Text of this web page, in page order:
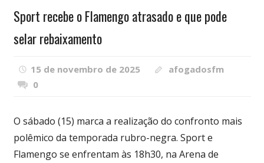
Sport recebe o Flamengo atrasado e que pode
selar rebaixamento
15 de novembro de 2025
afogadosfm
0
O sábado (15) marca a realização do confronto mais
polêmico da temporada rubro-negra. Sport e
Flamengo se enfrentam às 18h30, na Arena de